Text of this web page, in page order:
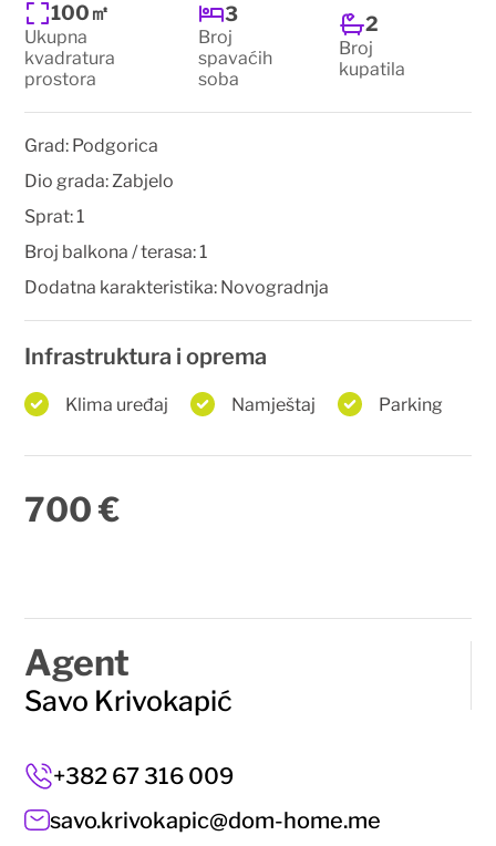
100㎡
Ukupna
kvadratura
prostora
3
Broj
spavaćih
soba
2
Broj
kupatila
Grad: Podgorica
Dio grada:Zabjelo
Sprat:1
Broj balkona / terasa:1
Dodatna karakteristika: Novogradnja
Infrastruktura i oprema
Klima uređaj Namještaj Parking
700 €
Agent
Savo Krivokapić
+382 67 316 009
savo.krivokapic@dom-home.me